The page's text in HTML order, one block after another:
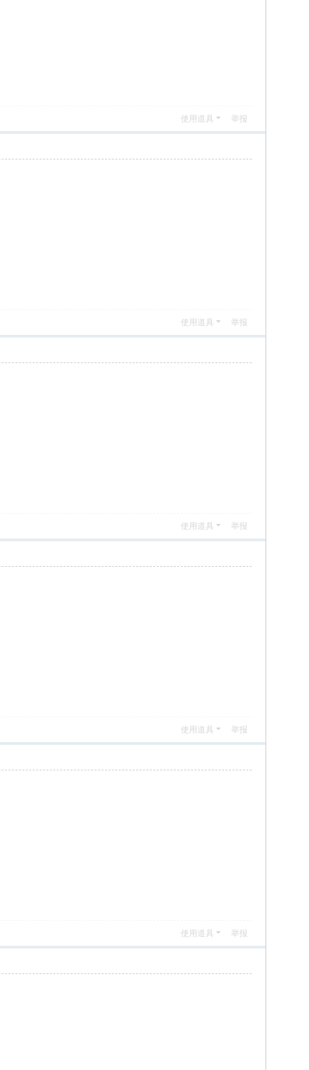
使用道具 举报
使用道具 举报
使用道具 举报
使用道具 举报
使用道具 举报